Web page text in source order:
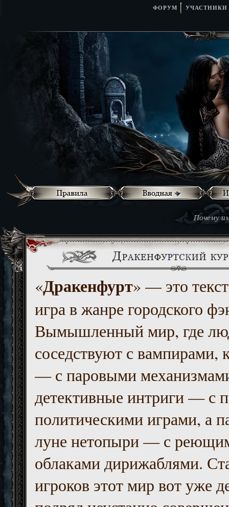
ФОРУМ УЧАСТНИКИ
Почему
«Дракенфурт» — это
игра в жанре городского
Вымышленный мир, где
соседствуют с вампирами,
— с паровыми
детективные интриги — с
политическими играми, а
луне нетопыри — с
облаками дирижаблями.
игроков этот мир вот уже